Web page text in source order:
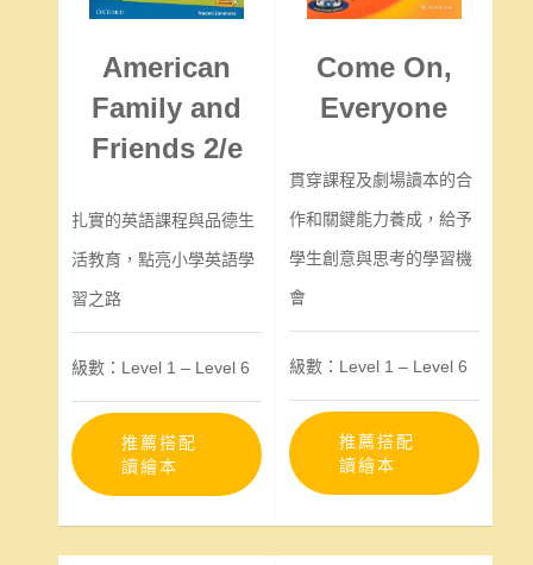
American
Family and
Friends 2/e
扎實的英語課程與品德生
活教育，點亮小學英語學
習之路
級數：Level 1 – Level 6
推薦搭配
讀繪本
Come On,
Everyone
貫穿課程及劇場讀本的合
作和關鍵能力養成，給予
學生創意與思考的學習機
會
級數：Level 1 – Level 6
推薦搭配
讀繪本